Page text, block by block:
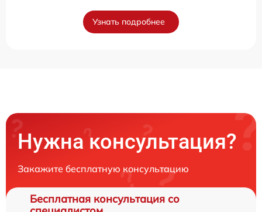
Узнать подробнее
Нужна консультация?
Закажите бесплатную консультацию
Бесплатная консультация со